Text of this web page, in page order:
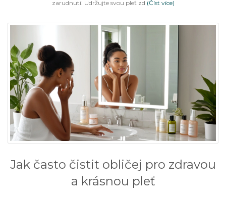
zarudnutí. Udržujte svou pleť zd (Číst více)
Jak často čistit obličej pro zdravou
a krásnou pleť